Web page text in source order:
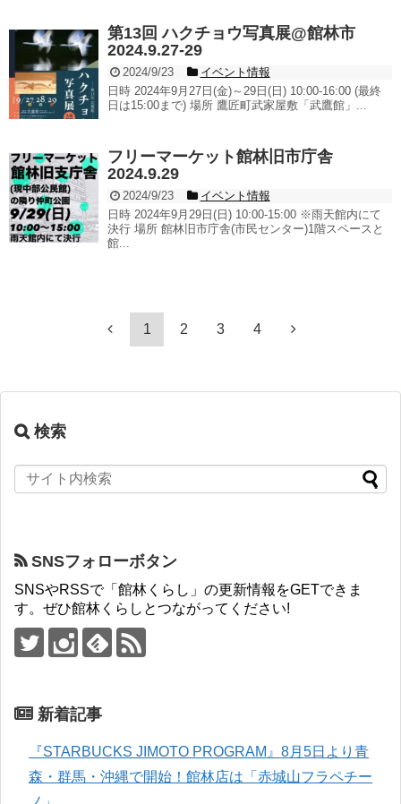
第13回 ハクチョウ写真展@館林市
2024.9.27-29
2024/9/23
イベント情報
日時 2024年9月27日(金)～29日(日) 10:00-16:00 (最終
日は15:00まで) 場所 鷹匠町武家屋敷「武鷹館」...
フリーマーケット館林旧市庁舎
2024.9.29
2024/9/23
イベント情報
日時 2024年9月29日(日) 10:00-15:00 ※雨天館内にて
決行 場所 館林旧市庁舎(市民センター)1階スペースと
館...
1 2 3 4
検索
SNSフォローボタン
SNSやRSSで「館林くらし」の更新情報をGETできま
す。ぜひ館林くらしとつながってください!
新着記事
『STARBUCKS JIMOTO PROGRAM』8月5日より青
森・群馬・沖縄で開始！館林店は「赤城山フラペチー